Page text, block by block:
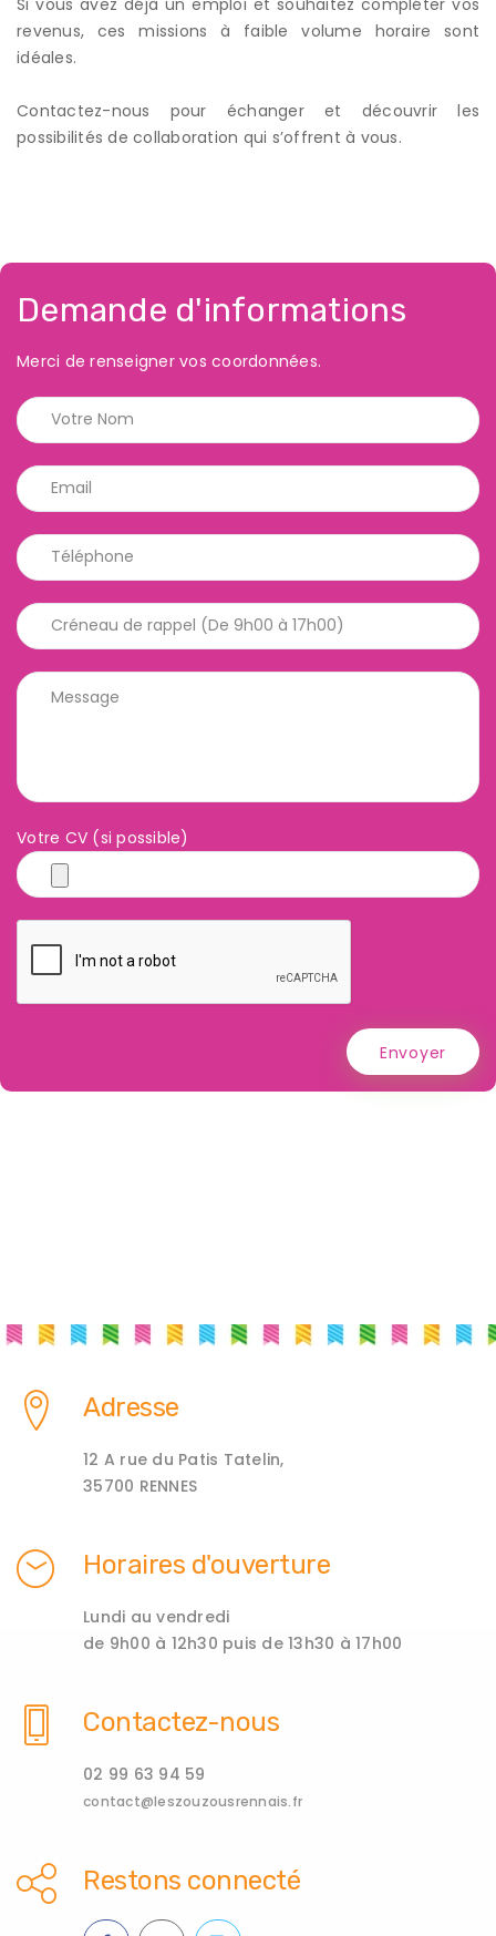
revenus, ces missions à faible volume horaire sont
idéales.
Contactez-nous pour échanger et découvrir les
possibilités de collaboration qui s’offrent à vous.
Demande d'informations
Merci de renseigner vos coordonnées.
Votre CV (si possible)
Envoyer
Adresse
12 A rue du Patis Tatelin,
35700 RENNES
Horaires d'ouverture
Lundi au vendredi
de 9h00 à 12h30 puis de 13h30 à 17h00
Contactez-nous
02 99 63 94 59
contact@leszouzousrennais.fr
Restons connecté